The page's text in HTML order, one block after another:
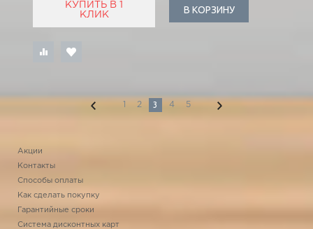
КУПИТЬ В 1
КЛИК
В КОРЗИНУ
1 2 3 4 5
Акции
Контакты
Способы оплаты
Как сделать покупку
Гарантийные сроки
Система дисконтных карт